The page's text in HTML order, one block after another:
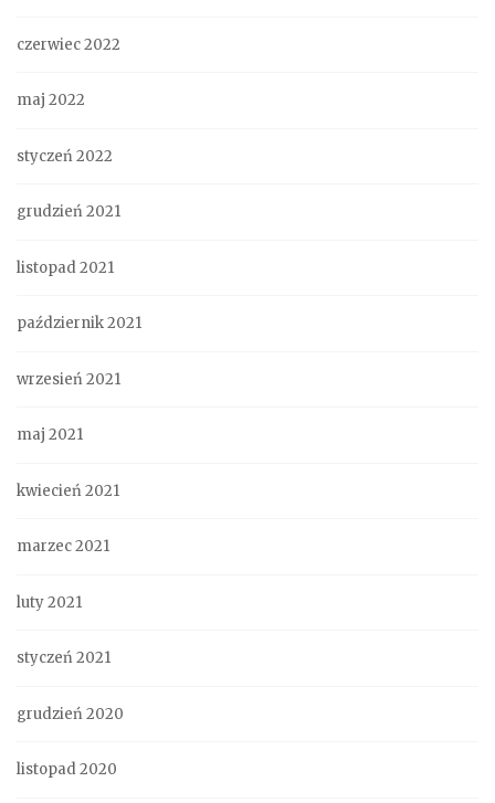
czerwiec 2022
maj 2022
styczeń 2022
grudzień 2021
listopad 2021
październik 2021
wrzesień 2021
maj 2021
kwiecień 2021
marzec 2021
luty 2021
styczeń 2021
grudzień 2020
listopad 2020